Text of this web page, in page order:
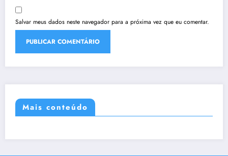
Salvar meus dados neste navegador para a próxima vez que eu comentar.
Mais conteúdo